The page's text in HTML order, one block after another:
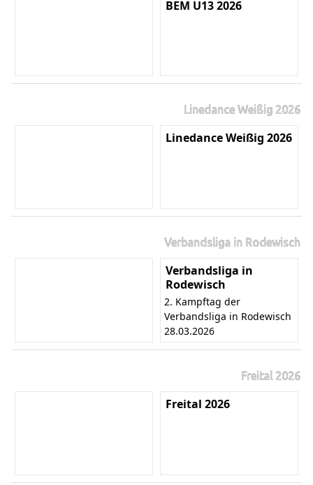
BEM U13 2026
Linedance Weißig 2026
Linedance Weißig 2026
Verbandsliga in Rodewisch
Verbandsliga in
Rodewisch
2. Kampftag der
Verbandsliga in Rodewisch
28.03.2026
Freital 2026
Freital 2026